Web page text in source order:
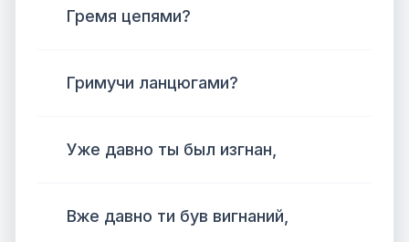
Гремя цепями?
Гримучи ланцюгами?
Уже давно ты был изгнан,
Вже давно ти був вигнаний,